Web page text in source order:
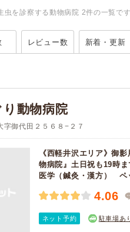
を診察する動物病院 2件の一覧です
レビュー数 新着・更新
動物病院
御代田２５６８−２７
《西軽井沢エリア》御
物病院』土日祝も19時
医学（鍼灸・漢方）
4.06
ネット予約 駐車場あ
千曲市